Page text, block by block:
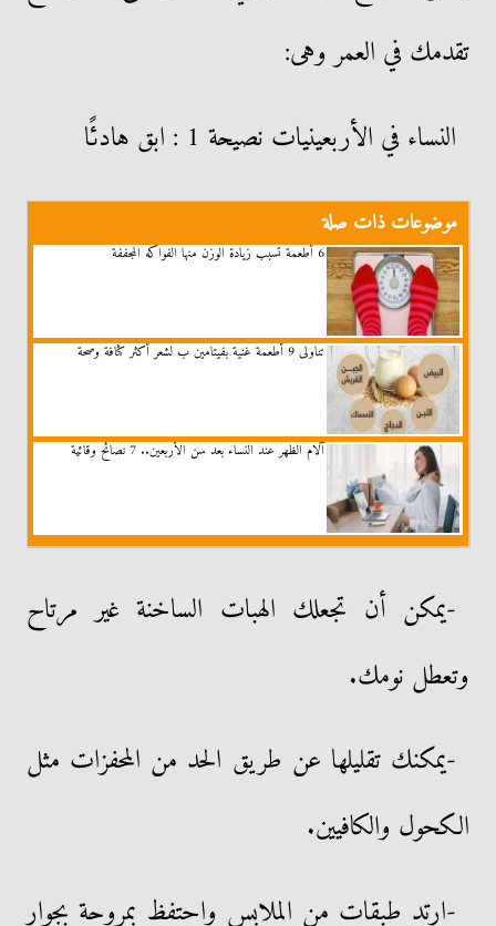
تقدمك في العمر وهى:
النساء في الأربعينيات نصيحة 1 : ابق هادئًا
موضوعات ذات صلة
6 أطعمة تسبب زيادة الوزن منها الفواكه المجففة
تناولى 9 أطعمة غنية بفيتامين ب لشعر أكثر كثافة وصحة
آلام الظهر عند النساء بعد سن الأربعين.. 7 نصائح وقائية
-يمكن أن تجعلك الهبات الساخنة غير مرتاح
وتعطل نومك.
-يمكنك تقليلها عن طريق الحد من المحفزات مثل
الكحول والكافيين.
-ارتدِ طبقات من الملابس واحتفظ بمروحة بجوار